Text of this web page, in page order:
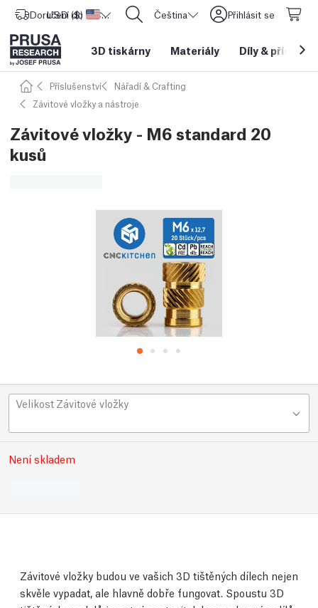
Doručení do Spojené státy americké
USD ($) CORE One L: Nyní skladem! Čeština Přihlásit se
3D tiskárny Materiály Díly &
Příslušenství
Nářadí & Crafting
Závitové vložky a nástroje
Závitové vložky - M6 standard 20
kusů
Velikost Závitové vložky
Není skladem
Závitové vložky budou ve vašich 3D tištěných dílech nejen
skvěle vypadat, ale hlavně dobře fungovat. Spoustu 3D